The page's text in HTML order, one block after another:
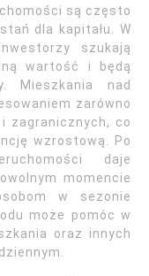
są często
dla kapitału. W
szukają
wartość i będą
Mieszkania nad
zarówno
zagranicznych, co
wzrostową. Po
daje
momencie
w sezonie
może pomóc w
oraz innych